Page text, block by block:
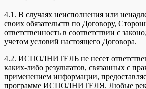
4.1. В случаях неисполнения или
своих обязательств по Договору,
ответственность в соответствии с
учетом условий настоящего Договора.
4.2. ИСПОЛНИТЕЛЬ не несет
каких-либо результатов, связанных с
применением информации,
программе ИСПОЛНИТЕЛЯ. Любые